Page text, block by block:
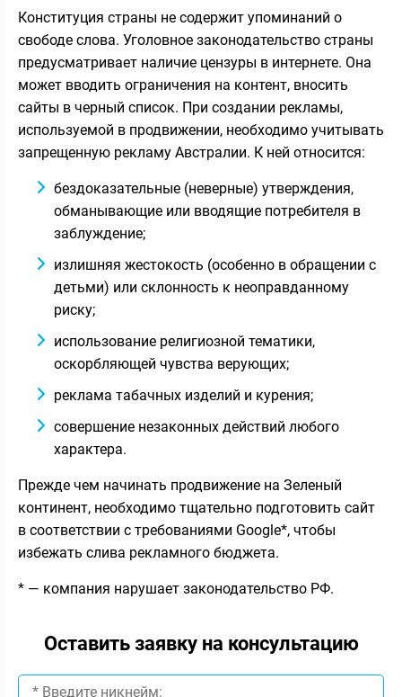
Конституция страны не содержит упоминаний о
свободе слова. Уголовное законодательство страны
предусматривает наличие цензуры в интернете. Она
может вводить ограничения на контент, вносить
сайты в черный список. При создании рекламы,
используемой в продвижении, необходимо учитывать
запрещенную рекламу Австралии. К ней относится:
бездоказательные (неверные) утверждения,
обманывающие или вводящие потребителя в
заблуждение;
излишняя жестокость (особенно в обращении с
детьми) или склонность к неоправданному
риску;
использование религиозной тематики,
оскорбляющей чувства верующих;
реклама табачных изделий и курения;
совершение незаконных действий любого
характера.
Прежде чем начинать продвижение на Зеленый
континент, необходимо тщательно подготовить сайт
в соответствии с требованиями Google*, чтобы
избежать слива рекламного бюджета.
* — компания нарушает законодательство РФ.
Оставить заявку на консультацию